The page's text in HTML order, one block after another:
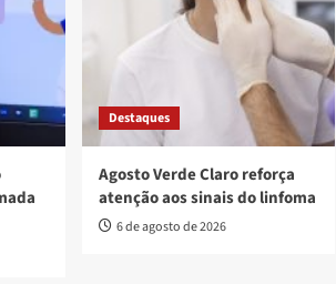
Destaques
Agosto Verde Claro reforça
atenção aos sinais do linfoma
6 de agosto de 2026